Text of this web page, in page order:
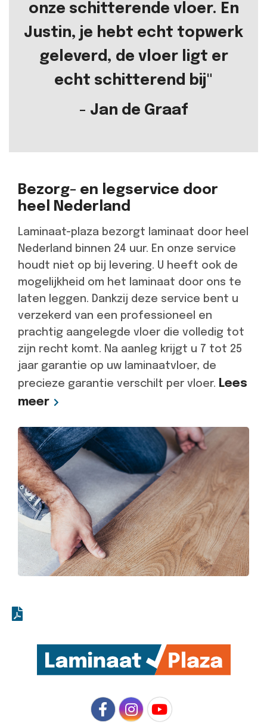
onze schitterende vloer. En
Justin, je hebt echt topwerk
geleverd, de vloer ligt er
echt schitterend bij"
- Jan de Graaf
Bezorg- en legservice door
heel Nederland
Laminaat-plaza bezorgt laminaat door heel
Nederland binnen 24 uur. En onze service
houdt niet op bij levering. U heeft ook de
mogelijkheid om het laminaat door ons te
laten leggen. Dankzij deze service bent u
verzekerd van een professioneel en
prachtig aangelegde vloer die volledig tot
zijn recht komt. Na aanleg krijgt u 7 tot 25
jaar garantie op uw laminaatvloer, de
precieze garantie verschilt per vloer. Lees
meer